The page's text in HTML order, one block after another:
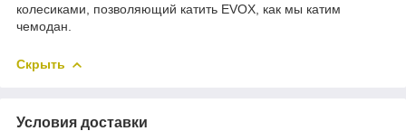
колесиками, позволяющий катить EVOX, как мы катим
чемодан.
Скрыть
Условия доставки